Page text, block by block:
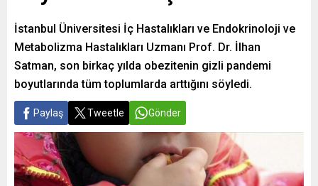
İstanbul Üniversitesi İç Hastalıkları ve Endokrinoloji ve
Metabolizma Hastalıkları Uzmanı Prof. Dr. İlhan
Satman, son birkaç yılda obezitenin gizli pandemi
boyutlarında tüm toplumlarda arttığını söyledi.
Paylaş Tweetle Gönder